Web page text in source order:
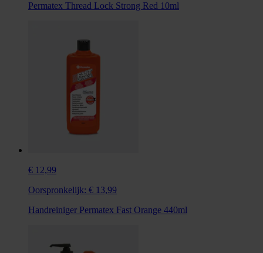
Permatex Thread Lock Strong Red 10ml
€ 12,99
Oorspronkelijk: € 13,99
Handreiniger Permatex Fast Orange 440ml